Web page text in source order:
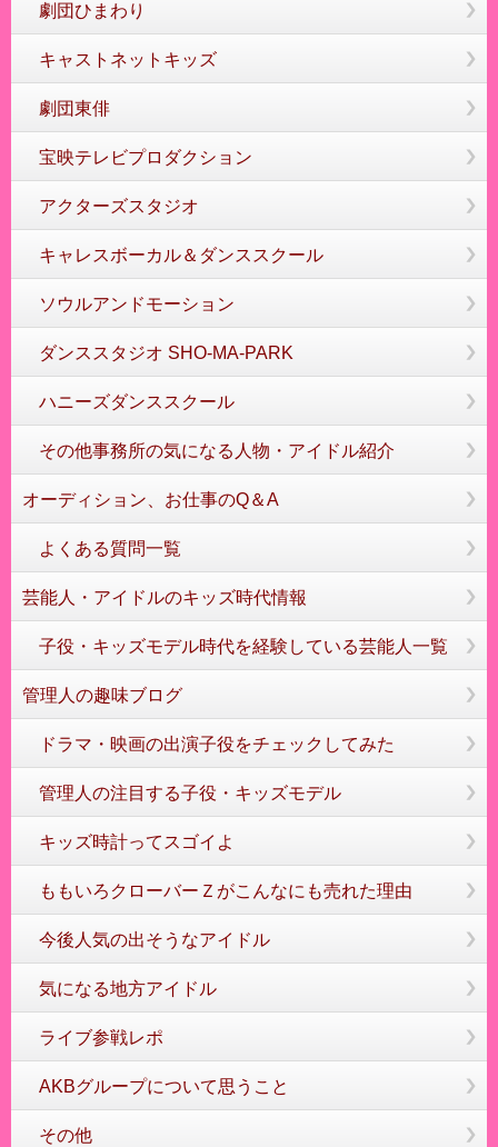
劇団ひまわり
キャストネットキッズ
劇団東俳
宝映テレビプロダクション
アクターズスタジオ
キャレスボーカル＆ダンススクール
ソウルアンドモーション
ダンススタジオ SHO-MA-PARK
ハニーズダンススクール
その他事務所の気になる人物・アイドル紹介
オーディション、お仕事のQ＆A
よくある質問一覧
芸能人・アイドルのキッズ時代情報
子役・キッズモデル時代を経験している芸能人一覧
管理人の趣味ブログ
ドラマ・映画の出演子役をチェックしてみた
管理人の注目する子役・キッズモデル
キッズ時計ってスゴイよ
ももいろクローバーＺがこんなにも売れた理由
今後人気の出そうなアイドル
気になる地方アイドル
ライブ参戦レポ
AKBグループについて思うこと
その他